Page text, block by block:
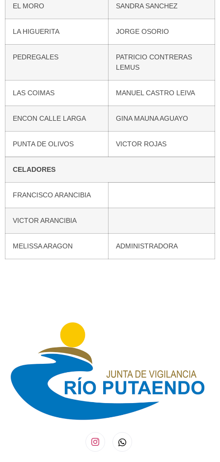
EL MORO SANDRA SANCHEZ
LA HIGUERITA JORGE OSORIO
PEDREGALES
PATRICIO CONTRERAS
LEMUS
LAS COIMAS MANUEL CASTRO LEIVA
ENCON CALLE LARGA GINA MAUNA AGUAYO
PUNTA DE OLIVOS VICTOR ROJAS
CELADORES
FRANCISCO ARANCIBIA
VICTOR ARANCIBIA
MELISSA ARAGON ADMINISTRADORA